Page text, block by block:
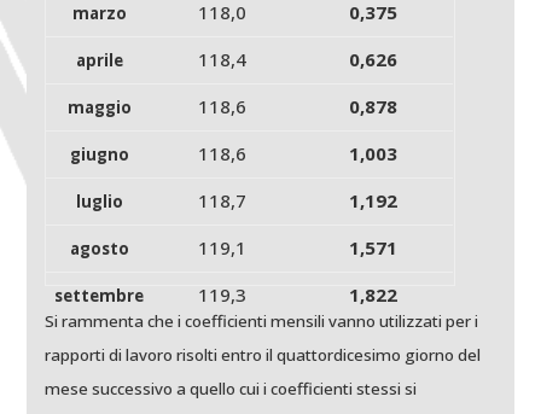
marzo 118,0 0,375
aprile 118,4 0,626
maggio 118,6 0,878
giugno 118,6 1,003
luglio 118,7 1,192
agosto 119,1 1,571
settembre 119,3 1,822
novembre 118,7 1,692
Si rammenta che i coefficienti mensili vanno utilizzati per i
rapporti di lavoro risolti entro il quattordicesimo giorno del
mese successivo a quello cui i coefficienti stessi si